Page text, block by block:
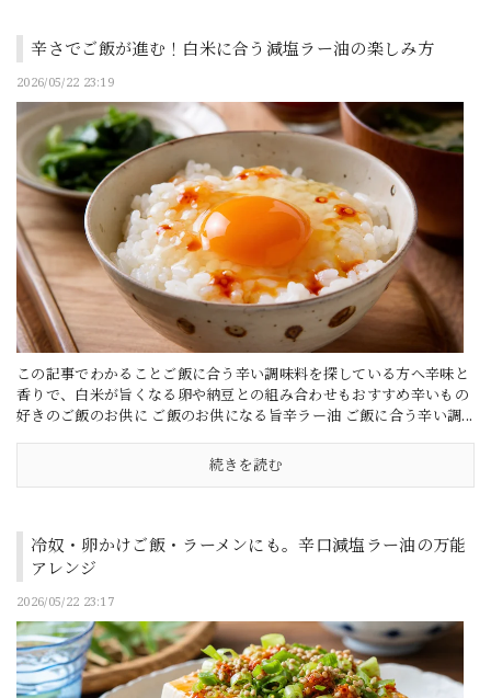
辛さでご飯が進む！白米に合う減塩ラー油の楽しみ方
2026/05/22 23:19
この記事でわかることご飯に合う辛い調味料を探している方へ辛味と
香りで、白米が旨くなる卵や納豆との組み合わせもおすすめ辛いもの
好きのご飯のお供に ご飯のお供になる旨辛ラー油 ご飯に合う辛い調...
続きを読む
冷奴・卵かけご飯・ラーメンにも。辛口減塩ラー油の万能
アレンジ
2026/05/22 23:17